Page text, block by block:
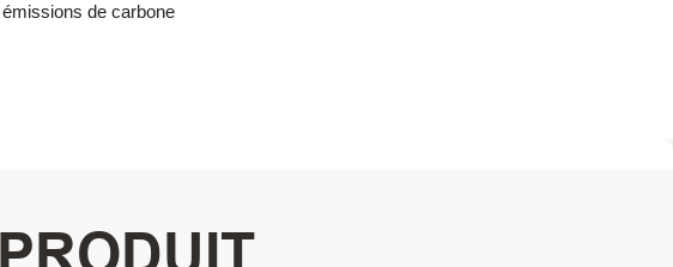
de carbone